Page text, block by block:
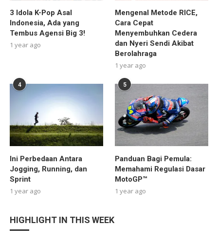
3 Idola K-Pop Asal
Indonesia, Ada yang
Tembus Agensi Big 3!
1 year ago
Mengenal Metode RICE,
Cara Cepat
Menyembuhkan Cedera
dan Nyeri Sendi Akibat
Berolahraga
1 year ago
4
Ini Perbedaan Antara
Jogging, Running, dan
Sprint
1 year ago
5
Panduan Bagi Pemula:
Memahami Regulasi Dasar
MotoGP™
1 year ago
HIGHLIGHT IN THIS WEEK